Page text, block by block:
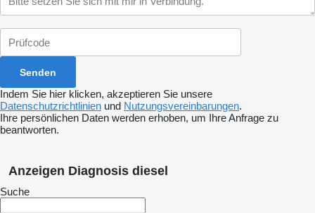
Indem Sie hier klicken, akzeptieren Sie unsere
Datenschutzrichtlinien und Nutzungsvereinbarungen.
Ihre persönlichen Daten werden erhoben, um Ihre Anfrage zu
beantworten.
Anzeigen Diagnosis diesel
Suche